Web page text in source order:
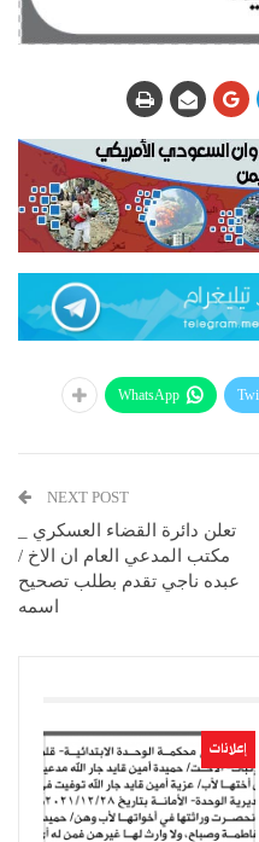
WhatsApp
NEXT POST
تعلن دائرة القضاء العسكري _
مكتب المدعي العام ان الاخ /
عبده ناجي تقدم بطلب تصحيح
اسمه
إعلانات